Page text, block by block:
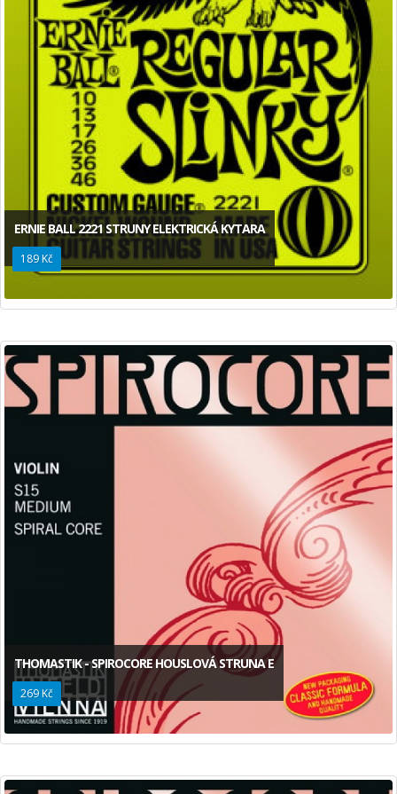
ERNIE BALL 2221 STRUNY ELEKTRICKÁ KYTARA
189 Kč
THOMASTIK - SPIROCORE HOUSLOVÁ STRUNA E
269 Kč